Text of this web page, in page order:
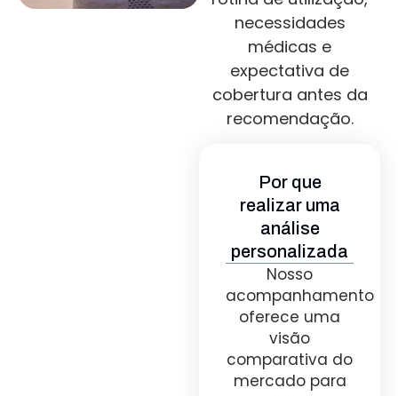
necessidades
médicas e
expectativa de
cobertura antes da
recomendação.
Por que
realizar uma
análise
personalizada
Nosso
acompanhamento
oferece uma
visão
comparativa do
mercado para